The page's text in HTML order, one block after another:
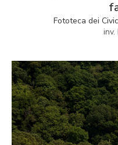
Fototeca dei
inv.